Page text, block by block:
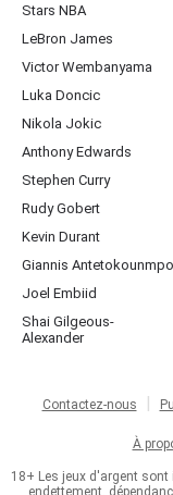
Stars NBA
LeBron James
Victor Wembanyama
Luka Doncic
Nikola Jokic
Anthony Edwards
Stephen Curry
Rudy Gobert
Kevin Durant
Giannis Antetokounmpo
Joel Embiid
Shai Gilgeous-
Alexander
Contactez-nous
À
18+ Les jeux d'argent
endettement,